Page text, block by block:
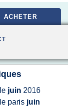
ACHETER
juin 2016
paris juin